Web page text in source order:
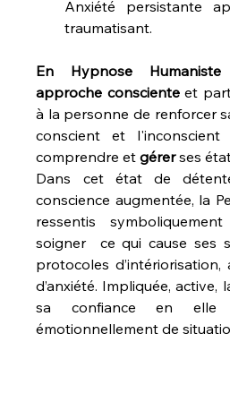
Anxiété persistante
traumatisant.
En Hypnose Humaniste
approche consciente et
à la personne de renforcer
conscient et
comprendre et gérer ses
Dans cet état de
conscience augmentée, la
ressentis
soigner  ce qui cause ses
protocoles
d’anxiété. Impliquée,
sa confiance en elle
émotionnellement de